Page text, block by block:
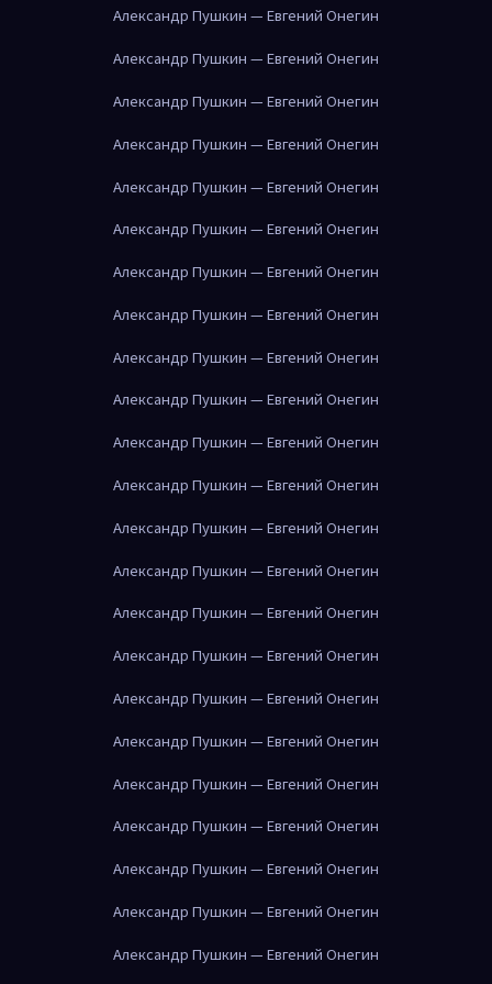
Александр Пушкин — Евгений Онегин
Александр Пушкин — Евгений Онегин
Александр Пушкин — Евгений Онегин
Александр Пушкин — Евгений Онегин
Александр Пушкин — Евгений Онегин
Александр Пушкин — Евгений Онегин
Александр Пушкин — Евгений Онегин
Александр Пушкин — Евгений Онегин
Александр Пушкин — Евгений Онегин
Александр Пушкин — Евгений Онегин
Александр Пушкин — Евгений Онегин
Александр Пушкин — Евгений Онегин
Александр Пушкин — Евгений Онегин
Александр Пушкин — Евгений Онегин
Александр Пушкин — Евгений Онегин
Александр Пушкин — Евгений Онегин
Александр Пушкин — Евгений Онегин
Александр Пушкин — Евгений Онегин
Александр Пушкин — Евгений Онегин
Александр Пушкин — Евгений Онегин
Александр Пушкин — Евгений Онегин
Александр Пушкин — Евгений Онегин
Александр Пушкин — Евгений Онегин